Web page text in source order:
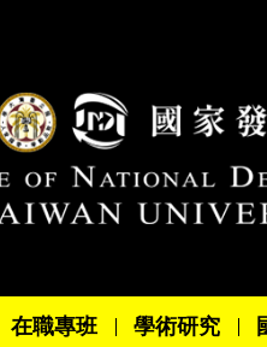
在職專班 學術研究